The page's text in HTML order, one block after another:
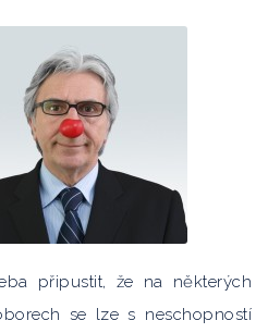
připustit, že na některých
se lze s neschopností